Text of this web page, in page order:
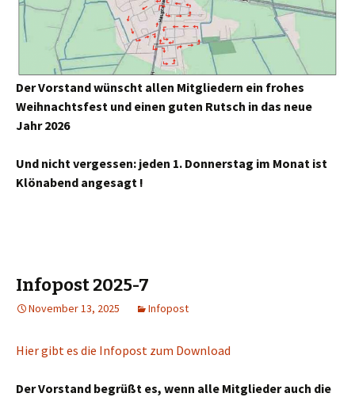
Der Vorstand wünscht allen Mitgliedern ein frohes
Weihnachtsfest und einen guten Rutsch in das neue
Jahr 2026
Und nicht vergessen: jeden 1. Donnerstag im Monat ist
Klönabend angesagt !
Infopost 2025-7
November 13, 2025 Infopost
Hier gibt es die Infopost zum Download
Der Vorstand begrüßt es, wenn alle Mitglieder auch die